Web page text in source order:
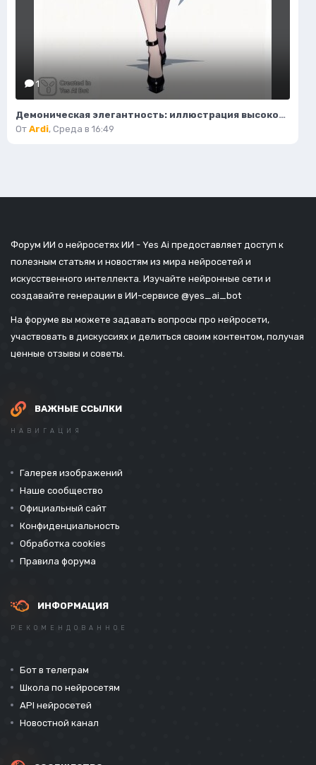
1
Демоническая элегантность: иллюстрация высокой моды в стиле фэнтези. Нейросеть Flux.1
От Ardi, Среда в 16:49
Форум ИИ о нейросетях ИИ - Yes Ai предоставляет доступ к
полезным статьям и новостям из мира нейросетей и
искусственного интеллекта. Изучайте нейронные сети и
создавайте генерации в ИИ-сервисе @yes_ai_bot
На форуме вы можете задавать вопросы про нейросети,
участвовать в дискуссиях и делиться своим контентом, получая
ценные отзывы и советы.
ВАЖНЫЕ ССЫЛКИ
НАВИГАЦИЯ
Галерея изображений
Наше сообщество
Официальный сайт
Конфиденциальность
Обработка cookies
Правила форума
ИНФОРМАЦИЯ
РЕКОМЕНДОВАННОЕ
Бот в телеграм
Школа по нейросетям
API нейросетей
Новостной канал